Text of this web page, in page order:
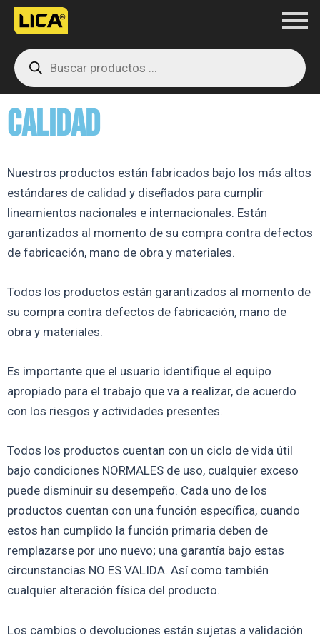
contenido
Products
search
CALIDAD
Nuestros productos están fabricados bajo los más altos
estándares de calidad y diseñados para cumplir
lineamientos nacionales e internacionales. Están
garantizados al momento de su compra contra defectos
de fabricación, mano de obra y materiales.
Todos los productos están garantizados al momento de
su compra contra defectos de fabricación, mano de
obra y materiales.
Es importante que el usuario identifique el equipo
apropiado para el trabajo que va a realizar, de acuerdo
con los riesgos y actividades presentes.
Todos los productos cuentan con un ciclo de vida útil
bajo condiciones NORMALES de uso, cualquier exceso
puede disminuir su desempeño. Cada uno de los
productos cuentan con una función específica, cuando
estos han cumplido la función primaria deben de
remplazarse por uno nuevo; una garantía bajo estas
circunstancias NO ES VALIDA. Así como también
cualquier alteración física del producto.
Los cambios o devoluciones están sujetas a validación